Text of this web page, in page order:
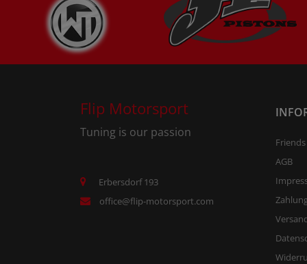
Flip Motorsport
Tuning is our passion
Erbersdorf 193
office@flip-motorsport.com
Friends
AGB